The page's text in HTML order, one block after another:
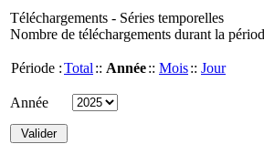
Téléchargements - Séries temporelles
Nombre de téléchargements durant la
Période :Total :: Année:: Mois:: Jour
Année